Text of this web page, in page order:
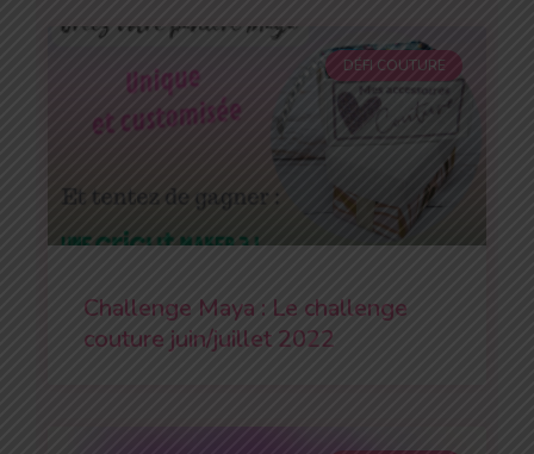
DÉFI COUTURE
Challenge Maya : Le challenge
couture juin/juillet 2022